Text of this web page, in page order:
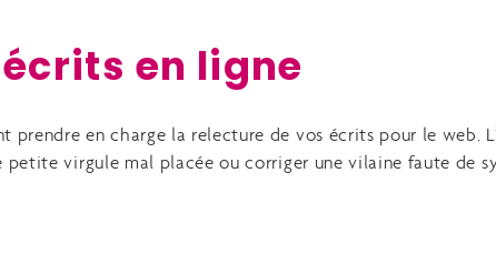
en ligne
prendre en charge la relecture de vos écrits pour le web.
virgule mal placée ou corriger une vilaine faute de